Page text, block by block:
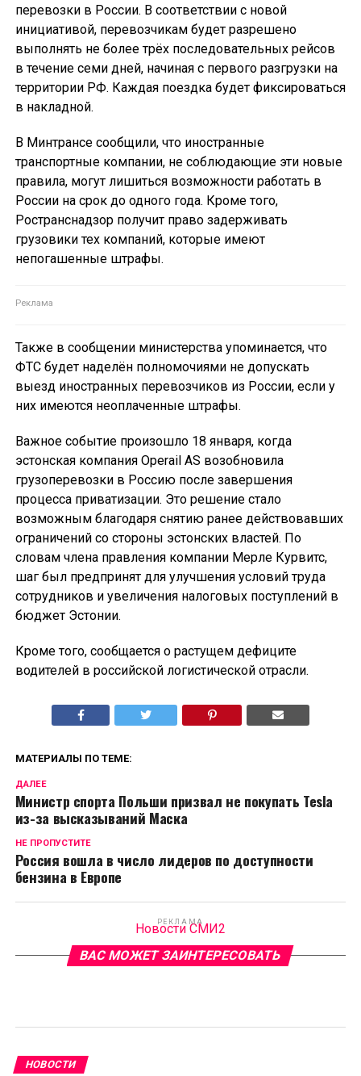
перевозки в России. В соответствии с новой
инициативой, перевозчикам будет разрешено
выполнять не более трёх последовательных рейсов
в течение семи дней, начиная с первого разгрузки на
территории РФ. Каждая поездка будет фиксироваться
в накладной.
В Минтрансе сообщили, что иностранные
транспортные компании, не соблюдающие эти новые
правила, могут лишиться возможности работать в
России на срок до одного года. Кроме того,
Ространснадзор получит право задерживать
грузовики тех компаний, которые имеют
непогашенные штрафы.
Также в сообщении министерства упоминается, что
ФТС будет наделён полномочиями не допускать
выезд иностранных перевозчиков из России, если у
них имеются неоплаченные штрафы.
Важное событие произошло 18 января, когда
эстонская компания Operail AS возобновила
грузоперевозки в Россию после завершения
процесса приватизации. Это решение стало
возможным благодаря снятию ранее действовавших
ограничений со стороны эстонских властей. По
словам члена правления компании Мерле Курвитс,
шаг был предпринят для улучшения условий труда
сотрудников и увеличения налоговых поступлений в
бюджет Эстонии.
Кроме того, сообщается о растущем дефиците
водителей в российской логистической отрасли.
МАТЕРИАЛЫ ПО ТЕМЕ:
ДАЛЕЕ
Министр спорта Польши призвал не покупать Tesla
из-за высказываний Маска
НЕ ПРОПУСТИТЕ
Россия вошла в число лидеров по доступности
бензина в Европе
РЕКЛАМА
Новости СМИ2
ВАС МОЖЕТ ЗАИНТЕРЕСОВАТЬ
НОВОСТИ